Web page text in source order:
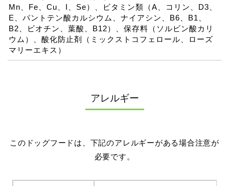
Mn、Fe、Cu、I、Se）、ビタミン類（A、コリン、D3、
E、パントテン酸カルシウム、ナイアシン、B6、B1、
B2、ビオチン、葉酸、B12）、保存料（ソルビン酸カリ
ウム）、酸化防止剤（ミックストコフェロール、ローズ
マリーエキス）
アレルギー
このドッグフードは、下記のアレルギーがある場合注意が
必要です。